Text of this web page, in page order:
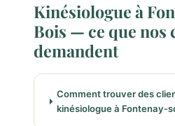
Kinésiologue à
Bois — ce que nos
demandent
Comment trouver des
kinésiologue à Fontenay-